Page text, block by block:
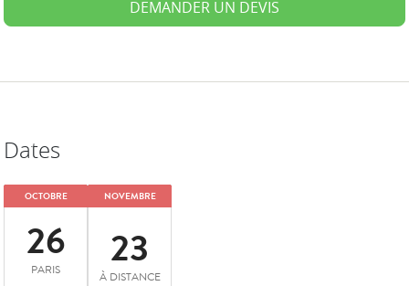
DEMANDER UN DEVIS
Dates
OCTOBRE
26
PARIS
NOVEMBRE
23
À DISTANCE